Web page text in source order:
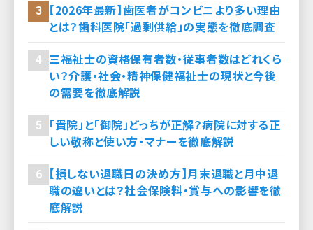
3
【2026年最新】歯医者がコンビニより多い理由
とは？歯科医院「過剰供給」の実態を徹底調査
4
三福祉士の資格保有者数・従事者数はどれくら
い？介護・社会・精神保健福祉士の現状と今後
の需要を徹底解説
5
「貴院」と「御院」どっちが正解？病院に対する正
しい敬称と使い方・マナーを徹底解説
6
【損しない退職日の決め方】月末退職と月中退
職の違いとは？社会保険料・賞与への影響を徹
底解説